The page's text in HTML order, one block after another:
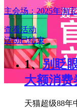
主会场：2025年淘
查看活动
活动已结束
1、 别眨
大额消费
天猫超级88年